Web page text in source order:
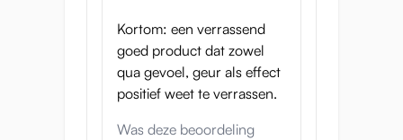
Kortom: een verrassend
goed product dat zowel
qua gevoel, geur als effect
positief weet te verrassen.
Was deze beoordeling